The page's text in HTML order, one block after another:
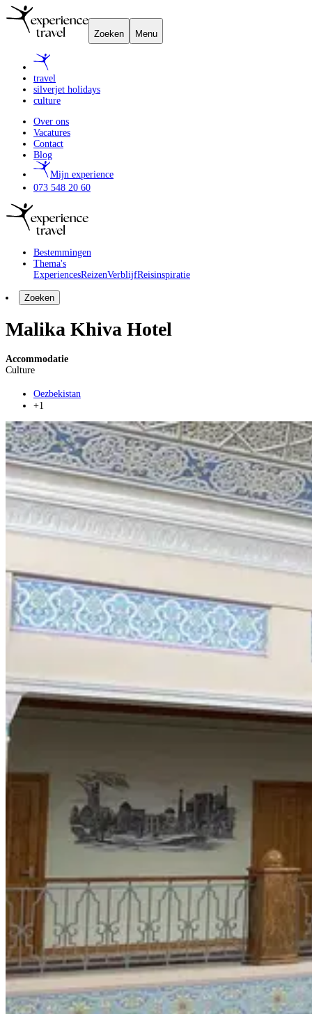
Zoeken Menu
travel
silverjet holidays
culture
Over ons
Vacatures
Contact
Blog
Mijn experience
073 548 20 60
Bestemmingen
Thema's
ExperiencesReizenVerblijfReisinspiratie
Zoeken
Malika Khiva Hotel
Accommodatie
Culture
Oezbekistan
+1